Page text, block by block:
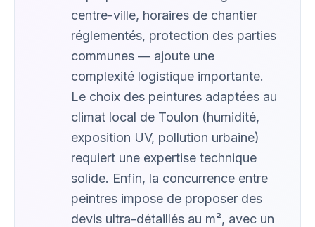
centre-ville, horaires de chantier
réglementés, protection des parties
communes — ajoute une
complexité logistique importante.
Le choix des peintures adaptées au
climat local de Toulon (humidité,
exposition UV, pollution urbaine)
requiert une expertise technique
solide. Enfin, la concurrence entre
peintres impose de proposer des
devis ultra-détaillés au m², avec un